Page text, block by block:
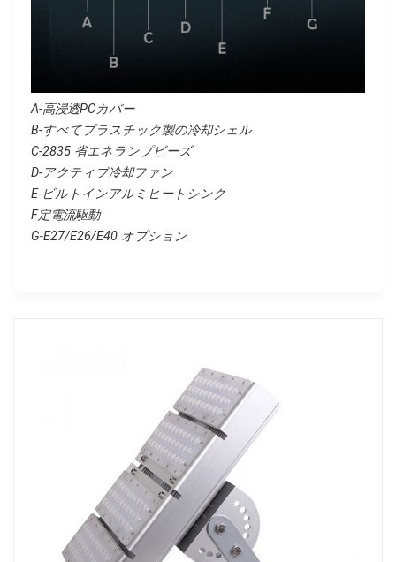
A-高浸透PCカバー
B-すべてプラスチック製の冷却シェル
C-2835 省エネランプビーズ
D-アクティブ冷却ファン
E-ビルトインアルミヒートシンク
F定電流駆動
G-E27/E26/E40 オプション